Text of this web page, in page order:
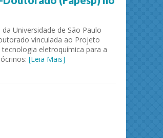
Universidade de São Paulo
vinculada ao Projeto
eletroquímica para a
[Leia Mais]